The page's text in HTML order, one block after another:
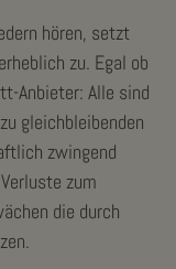
hören, setzt
zu. Egal ob
Anbieter: Alle sind
gleichbleibenden
zwingend
zum
die durch